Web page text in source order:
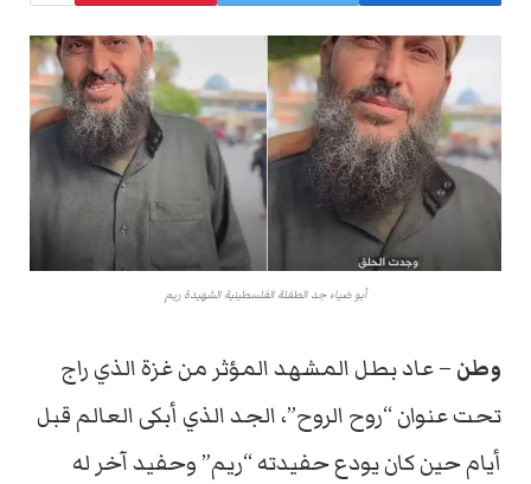
أبو ضياء جد الطفلة الفلسطينية الشهيدة ريم
وطن – عاد بطل المشهد المؤثر من غزة الذي راج
تحت عنوان “روح الروح”، الجد الذي أبكى العالم قبل
أيام حين كان يودع حفيدته “ريم” وحفيد آخر له